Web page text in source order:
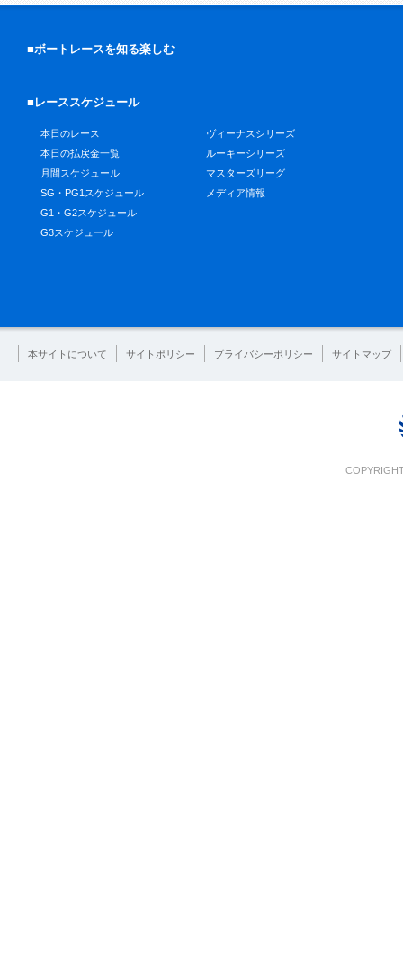
■ボートレースを知る楽しむ
■レーススケジュール
本日のレース
本日の払戻金一覧
月間スケジュール
SG・PG1スケジュール
G1・G2スケジュール
G3スケジュール
ヴィーナスシリーズ
ルーキーシリーズ
マスターズリーグ
メディア情報
本サイトについて サイトポリシー プライバシーポリシー サイトマップ